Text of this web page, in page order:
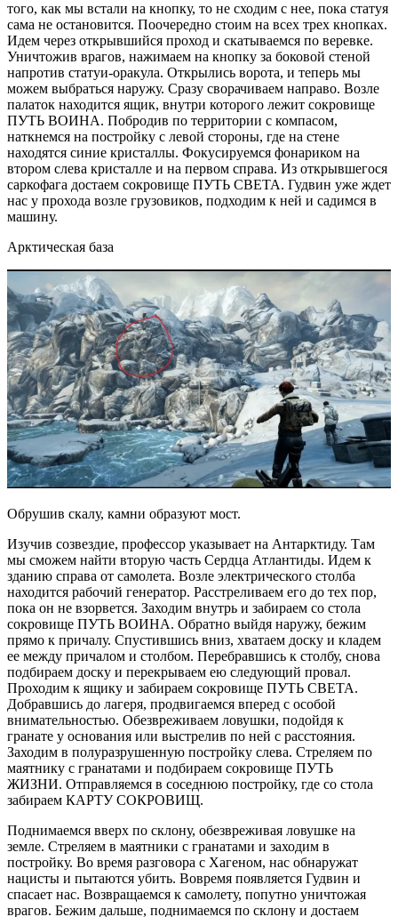
того, как мы встали на кнопку, то не сходим с нее, пока статуя
сама не остановится. Поочередно стоим на всех трех кнопках.
Идем через открывшийся проход и скатываемся по веревке.
Уничтожив врагов, нажимаем на кнопку за боковой стеной
напротив статуи-оракула. Открылись ворота, и теперь мы
можем выбраться наружу. Сразу сворачиваем направо. Возле
палаток находится ящик, внутри которого лежит сокровище
ПУТЬ ВОИНА. Побродив по территории с компасом,
наткнемся на постройку с левой стороны, где на стене
находятся синие кристаллы. Фокусируемся фонариком на
втором слева кристалле и на первом справа. Из открывшегося
саркофага достаем сокровище ПУТЬ СВЕТА. Гудвин уже ждет
нас у прохода возле грузовиков, подходим к ней и садимся в
машину.
Арктическая база
Обрушив скалу, камни образуют мост.
Изучив созвездие, профессор указывает на Антарктиду. Там
мы сможем найти вторую часть Сердца Атлантиды. Идем к
зданию справа от самолета. Возле электрического столба
находится рабочий генератор. Расстреливаем его до тех пор,
пока он не взорвется. Заходим внутрь и забираем со стола
сокровище ПУТЬ ВОИНА. Обратно выйдя наружу, бежим
прямо к причалу. Спустившись вниз, хватаем доску и кладем
ее между причалом и столбом. Перебравшись к столбу, снова
подбираем доску и перекрываем ею следующий провал.
Проходим к ящику и забираем сокровище ПУТЬ СВЕТА.
Добравшись до лагеря, продвигаемся вперед с особой
внимательностью. Обезвреживаем ловушки, подойдя к
гранате у основания или выстрелив по ней с расстояния.
Заходим в полуразрушенную постройку слева. Стреляем по
маятнику с гранатами и подбираем сокровище ПУТЬ
ЖИЗНИ. Отправляемся в соседнюю постройку, где со стола
забираем КАРТУ СОКРОВИЩ.
Поднимаемся вверх по склону, обезвреживая ловушке на
земле. Стреляем в маятники с гранатами и заходим в
постройку. Во время разговора с Хагеном, нас обнаружат
нацисты и пытаются убить. Вовремя появляется Гудвин и
спасает нас. Возвращаемся к самолету, попутно уничтожая
врагов. Бежим дальше, поднимаемся по склону и достаем